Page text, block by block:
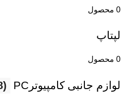
0 محصول
لپتاپ
0 محصول
لوازم جانبی کامپیوترPC (28)